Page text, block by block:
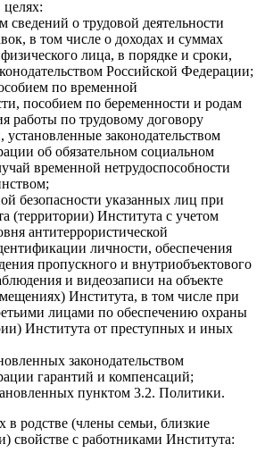
целях:
сведений о трудовой деятельности
в том числе о доходах и суммах
лица, в порядке и сроки,
Российской Федерации;
по временной
пособием по беременности и родам
работы по трудовому договору
установленные законодательством
об обязательном социальном
временной нетрудоспособности
безопасности указанных лиц при
(территории) Института с учетом
антитеррористической
личности, обеспечения
пропускного и внутриобъектового
и видеозаписи на объекте
Института, в том числе при
лицами по обеспечению охраны
Института от преступных и иных
законодательством
гарантий и компенсаций;
пунктом 3.2. Политики.
в родстве (члены семьи, близкие
свойстве с работниками Института: